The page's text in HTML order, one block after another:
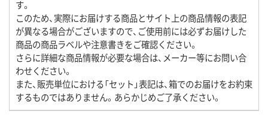
す。
このため、実際にお届けする商品とサイト上の商品情報の表記
が異なる場合がございますので、ご使用前には必ずお届けした
商品の商品ラベルや注意書きをご確認ください。
さらに詳細な商品情報が必要な場合は、メーカー等にお問い合
わせください。
また、販売単位における「セット」表記は、箱でのお届けをお約束
するものではありません。あらかじめご了承ください。